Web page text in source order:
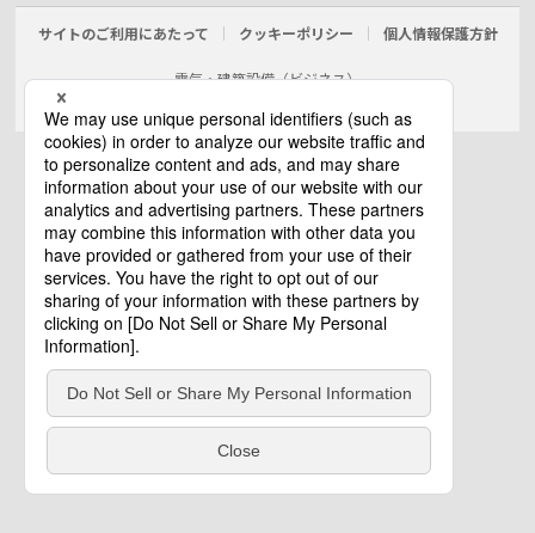
サイトのご利用にあたって クッキーポリシー 個人情報保護方針
電気・建築設備（ビジネス）